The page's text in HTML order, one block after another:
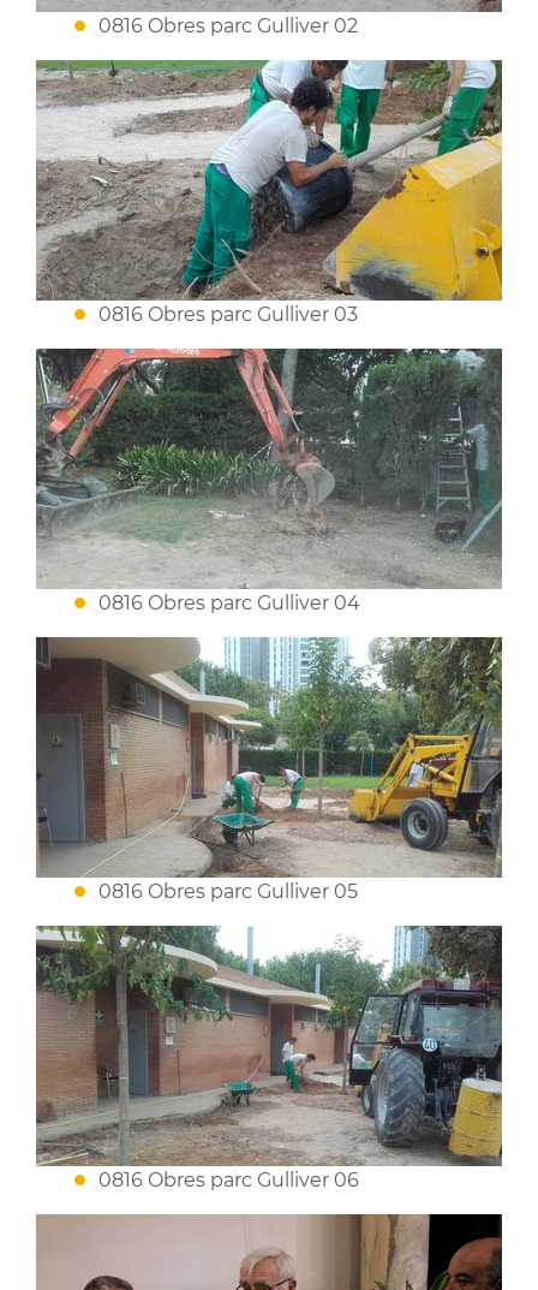
0816 Obres parc Gulliver 02
0816 Obres parc Gulliver 03
0816 Obres parc Gulliver 04
0816 Obres parc Gulliver 05
0816 Obres parc Gulliver 06